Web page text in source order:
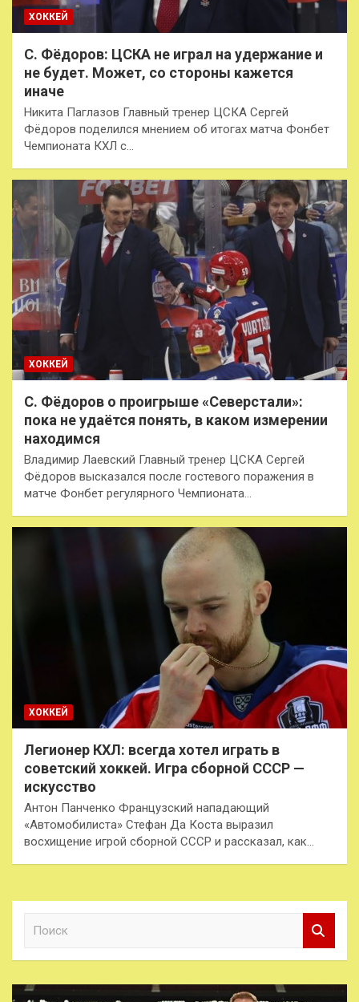
ХОККЕЙ
С. Фёдоров: ЦСКА не играл на удержание и
не будет. Может, со стороны кажется
иначе
Никита Паглазов Главный тренер ЦСКА Сергей
Фёдоров поделился мнением об итогах матча Фонбет
Чемпионата КХЛ с…
ХОККЕЙ
С. Фёдоров о проигрыше «Северстали»:
пока не удаётся понять, в каком измерении
находимся
Владимир Лаевский Главный тренер ЦСКА Сергей
Фёдоров высказался после гостевого поражения в
матче Фонбет регулярного Чемпионата…
ХОККЕЙ
Легионер КХЛ: всегда хотел играть в
советский хоккей. Игра сборной СССР —
искусство
Антон Панченко Французский нападающий
«Автомобилиста» Стефан Да Коста выразил
восхищение игрой сборной СССР и рассказал, как…
к